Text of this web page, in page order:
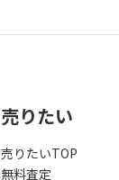
売りたい
売りたいTOP
無料査定